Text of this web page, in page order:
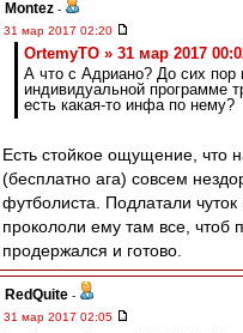
Montez -
31 мар 2017 02:20
OrtemyTO » 31 мар 2017
А что с Адриано? До сих пор
индивидуальной программе
есть какая-то инфа по нему?
Есть стойкое ощущение, что
(бесплатно ага) совсем
футболиста. Подлатали
прокололи ему там все, чтоб
продержался и готово.
RedQuite -
31 мар 2017 02:05